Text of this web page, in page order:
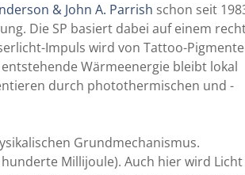
& John A. Parrish schon seit
Die SP basiert dabei auf einem
Impuls wird von Tattoo-
Wärmeenergie bleibt lokal
durch photothermischen und -
Grundmechanismus.
Millijoule). Auch hier wird Licht